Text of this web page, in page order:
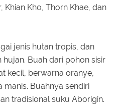
Khian Kho, Thorn Khae, dan
jenis hutan tropis, dan
Buah dari pohon sisir
kecil, berwarna oranye,
manis. Buahnya sendiri
tradisional suku Aborigin.